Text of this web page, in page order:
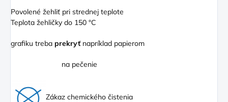
Povolené žehliť pri strednej teplote
Teplota žehličky do 150 °C
grafiku treba prekryť napríklad papierom
na pečenie
Zákaz chemického čistenia